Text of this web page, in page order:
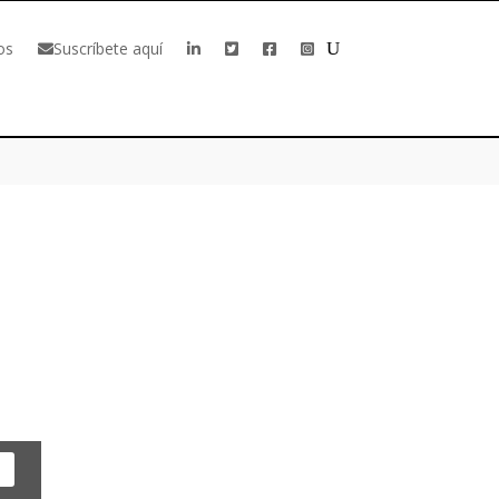
Suscríbete aquí